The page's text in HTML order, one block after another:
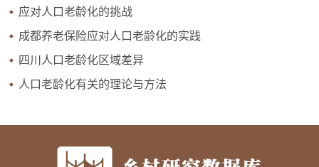
应对人口老龄化的挑战
成都养老保险应对人口老龄化的实践
四川人口老龄化区域差异
人口老龄化有关的理论与方法